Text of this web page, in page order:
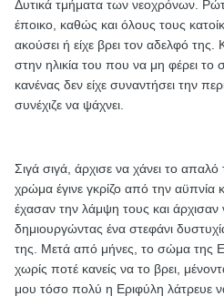
Δυτικά τμήματα των νεοχρόνων.
έποικο, καθώς και όλους τους
ακούσει ή είχε βρει τον αδελφό της.
στην ηλικία του που να μη φέρει το
κανένας δεν είχε συναντήσει την
συνέχιζε να ψάχνει.
Σιγά σιγά, άρχισε να χάνει το
χρώμα έγινε γκρίζο από την αϋπνία
έχασαν την λάμψη τους και άρχισαν
δημιουργώντας ένα στεφάνι
της. Μετά από μήνες, το σώμα της
χωρίς ποτέ κανείς να το βρει,
μου τόσο πολύ η Εριφύλη λάτρευε